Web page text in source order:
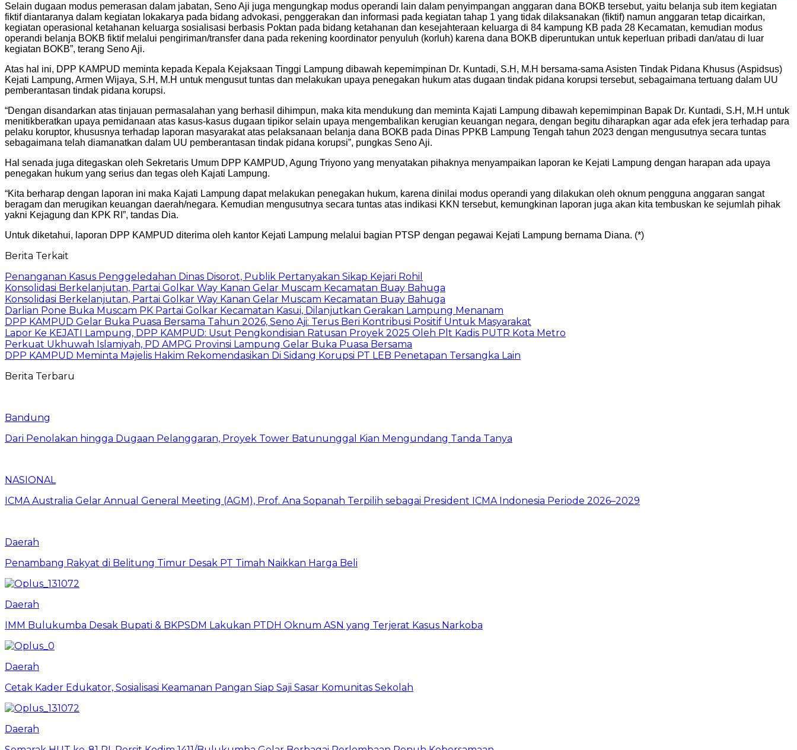
Selain dugaan modus pemerasan dalam jabatan, Seno Aji juga mengungkap modus operandi lain dalam penyimpangan anggaran dana BOKB tersebut, yaitu belanja sub item kegiatan
fiktif diantaranya dalam kegiatan lokakarya pada bidang advokasi, penggerakan dan informasi pada kegiatan tahap 1 yang tidak dilaksanakan (fiktif) namun anggaran tetap dicairkan,
kegiatan operasional ketahanan keluarga sosialisasi berbasis Poktan pada bidang ketahanan dan kesejahteraan keluarga di 84 kampung KB pada 28 Kecamatan, kemudian modus
operandi belanja BOKB fiktif melalui pengiriman/transfer dana pada rekening koordinator penyuluh (korluh) karena dana BOKB diperuntukan untuk keperluan pribadi dan/atau di luar
kegiatan BOKB”, terang Seno Aji.
Atas hal ini, DPP KAMPUD meminta kepada Kepala Kejaksaan Tinggi Lampung dibawah kepemimpinan Dr. Kuntadi, S.H, M.H bersama-sama Asisten Tindak Pidana Khusus (Aspidsus)
Kejati Lampung, Armen Wijaya, S.H, M.H untuk mengusut tuntas dan melakukan upaya penegakan hukum atas dugaan tindak pidana korupsi tersebut, sebagaimana tertuang dalam UU
pemberantasan tindak pidana korupsi.
“Dengan disandarkan atas tinjauan permasalahan yang berhasil dihimpun, maka kita mendukung dan meminta Kajati Lampung dibawah kepemimpinan Bapak Dr. Kuntadi, S.H, M.H untuk
menitikberatkan upaya pemidanaan atas kasus-kasus dugaan tipikor selain upaya mengembalikan kerugian keuangan negara, dengan begitu diharapkan agar ada efek jera terhadap para
pelaku koruptor, khususnya terhadap laporan masyarakat atas pelaksanaan belanja dana BOKB pada Dinas PPKB Lampung Tengah tahun 2023 dengan mengusutnya secara tuntas
sebagaimana telah diamanatkan dalam UU pemberantasan tindak pidana korupsi”, pungkas Seno Aji.
Hal senada juga ditegaskan oleh Sekretaris Umum DPP KAMPUD, Agung Triyono yang menyatakan pihaknya menyampaikan laporan ke Kejati Lampung dengan harapan ada upaya
penegakan hukum yang serius dan tegas oleh Kajati Lampung.
“Kita berharap dengan laporan ini maka Kajati Lampung dapat melakukan penegakan hukum, karena dinilai modus operandi yang dilakukan oleh oknum pengguna anggaran sangat
beragam dan merugikan keuangan daerah/negara. Kemudian mengusutnya secara tuntas atas indikasi KKN tersebut, kemungkinan laporan juga akan kita tembuskan ke sejumlah pihak
yakni Kejagung dan KPK RI”, tandas Dia.
Untuk diketahui, laporan DPP KAMPUD diterima oleh kantor Kejati Lampung melalui bagian PTSP dengan pegawai Kejati Lampung bernama Diana. (*)
Berita Terkait
Penanganan Kasus Penggeledahan Dinas Disorot, Publik Pertanyakan Sikap Kejari Rohil
Konsolidasi Berkelanjutan, Partai Golkar Way Kanan Gelar Muscam Kecamatan Buay Bahuga
Konsolidasi Berkelanjutan, Partai Golkar Way Kanan Gelar Muscam Kecamatan Buay Bahuga
Darlian Pone Buka Muscam PK Partai Golkar Kecamatan Kasui, Dilanjutkan Gerakan Lampung Menanam
DPP KAMPUD Gelar Buka Puasa Bersama Tahun 2026, Seno Aji: Terus Beri Kontribusi Positif Untuk Masyarakat
Lapor Ke KEJATI Lampung, DPP KAMPUD: Usut Pengkondisian Ratusan Proyek 2025 Oleh Plt Kadis PUTR Kota Metro
Perkuat Ukhuwah Islamiyah, PD AMPG Provinsi Lampung Gelar Buka Puasa Bersama
DPP KAMPUD Meminta Majelis Hakim Rekomendasikan Di Sidang Korupsi PT LEB Penetapan Tersangka Lain
Berita Terbaru
Bandung
Dari Penolakan hingga Dugaan Pelanggaran, Proyek Tower Batununggal Kian Mengundang Tanda Tanya
NASIONAL
ICMA Australia Gelar Annual General Meeting (AGM), Prof. Ana Sopanah Terpilih sebagai President ICMA Indonesia Periode 2026–2029
Daerah
Penambang Rakyat di Belitung Timur Desak PT Timah Naikkan Harga Beli
Daerah
IMM Bulukumba Desak Bupati & BKPSDM Lakukan PTDH Oknum ASN yang Terjerat Kasus Narkoba
Daerah
Cetak Kader Edukator, Sosialisasi Keamanan Pangan Siap Saji Sasar Komunitas Sekolah
Daerah